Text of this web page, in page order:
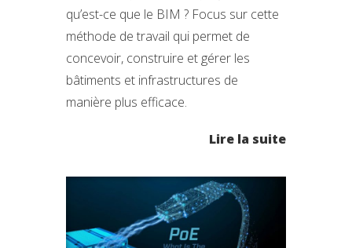
qu’est-ce que le BIM ? Focus sur cette
méthode de travail qui permet de
concevoir, construire et gérer les
bâtiments et infrastructures de
manière plus efficace.
Lire la suite